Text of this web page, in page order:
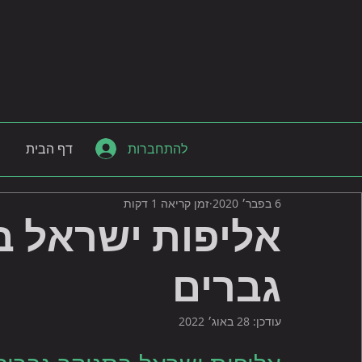
דף הבית להתחברות
גברים
6 בפבר׳ 2020 זמן קריאה 1 דקות
עודכן: 28 באוג׳ 2022